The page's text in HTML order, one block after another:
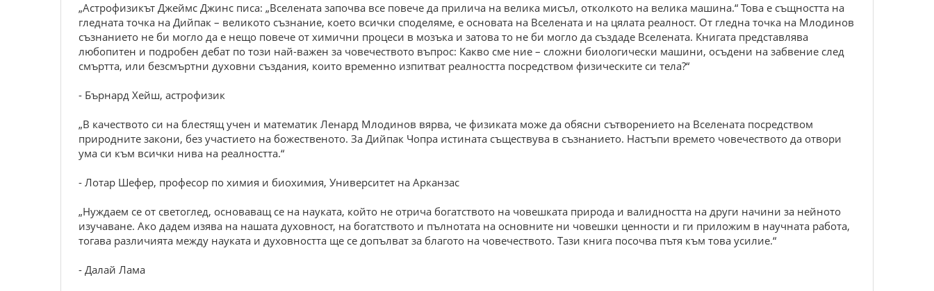
„Астрофизикът Джеймс Джинс писа: „Вселената започва все повече да прилича на велика мисъл, отколкото на велика машина.“ Това е същността на
гледната точка на Дийпак – великото съзнание, което всички споделяме, е основата на Вселената и на цялата реалност. От гледна точка на Млодинов
съзнанието не би могло да е нещо повече от химични процеси в мозъка и затова то не би могло да създаде Вселената. Книгата представлява
любопитен и подробен дебат по този най-важен за човечеството въпрос: Какво сме ние – сложни биологически машини, осъдени на забвение след
смъртта, или безсмъртни духовни създания, които временно изпитват реалността посредством физическите си тела?“
- Бърнард Хейш, астрофизик
„В качеството си на блестящ учен и математик Ленард Млодинов вярва, че физиката може да обясни сътворението на Вселената посредством
природните закони, без участието на божественото. За Дийпак Чопра истината съществува в съзнанието. Настъпи времето човечеството да отвори
ума си към всички нива на реалността.“
- Лотар Шефер, професор по химия и биохимия, Университет на Арканзас
„Нуждаем се от светоглед, основаващ се на науката, който не отрича богатството на човешката природа и валидността на други начини за нейното
изучаване. Ако дадем изява на нашата духовност, на богатството и пълнотата на основните ни човешки ценности и ги приложим в научната работа,
тогава различията между науката и духовността ще се допълват за благото на човечеството. Тази книга посочва пътя към това усилие.“
- Далай Лама